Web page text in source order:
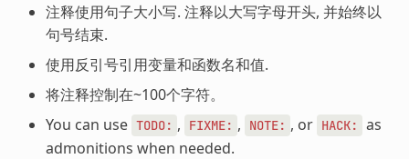
注释使用句子大小写. 注释以大写字母开头, 并始终以
句号结束.
使用反引号引用变量和函数名和值.
将注释控制在~100个字符。
You can use TODO: , FIXME: , NOTE: , or HACK:
as
admonitions when needed.